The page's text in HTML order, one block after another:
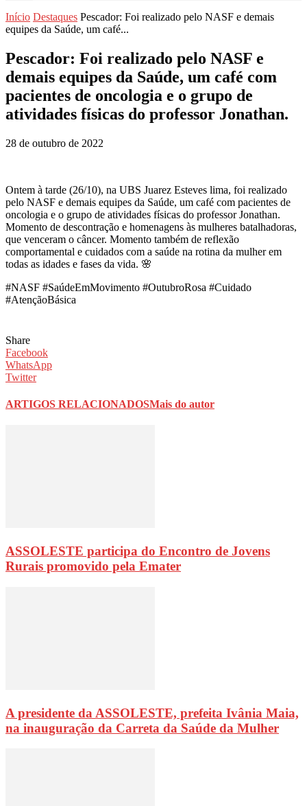
Início Destaques Pescador: Foi realizado pelo NASF e demais
equipes da Saúde, um café...
Pescador: Foi realizado pelo NASF e
demais equipes da Saúde, um café com
pacientes de oncologia e o grupo de
atividades físicas do professor Jonathan.
28 de outubro de 2022
Ontem à tarde (26/10), na UBS Juarez Esteves lima, foi realizado
pelo NASF e demais equipes da Saúde, um café com pacientes de
oncologia e o grupo de atividades físicas do professor Jonathan.
Momento de descontração e homenagens às mulheres batalhadoras,
que venceram o câncer. Momento também de reflexão
comportamental e cuidados com a saúde na rotina da mulher em
todas as idades e fases da vida. 🌸
#NASF #SaúdeEmMovimento #OutubroRosa #Cuidado
#AtençãoBásica
Share
Facebook
WhatsApp
Twitter
ARTIGOS RELACIONADOSMais do autor
ASSOLESTE participa do Encontro de Jovens
Rurais promovido pela Emater
A presidente da ASSOLESTE, prefeita Ivânia Maia,
na inauguração da Carreta da Saúde da Mulher